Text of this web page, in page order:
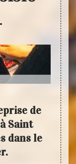
de
Saint
dans le
Les